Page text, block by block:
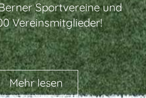
Sportvereine und
Vereinsmitglieder!
Mehr lesen